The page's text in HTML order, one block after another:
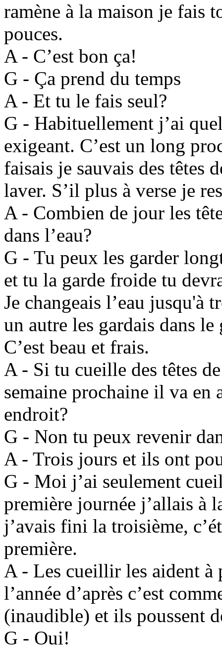
ramène à la maison je fais
pouces.
A - C’est bon ça!
G - Ça prend du temps
A - Et tu le fais seul?
G - Habituellement j’ai
exigeant. C’est un long
faisais je sauvais des têtes
laver. S’il plus à verse je
A - Combien de jour les
dans l’eau?
G - Tu peux les garder
et tu la garde froide tu
Je changeais l’eau jusqu'à
un autre les gardais dans
C’est beau et frais.
A - Si tu cueille des têtes
semaine prochaine il va en
endroit?
G - Non tu peux revenir
A - Trois jours et ils ont
G - Moi j’ai seulement
première journée j’allais à
j’avais fini la troisième,
première.
A - Les cueillir les aident à
l’année d’après c’est
(inaudible) et ils poussent
G - Oui!